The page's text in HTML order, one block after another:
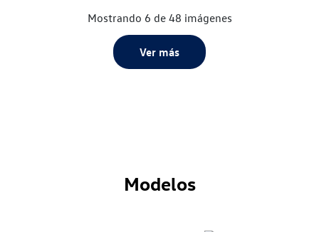
Mostrando 6 de 48 imágenes
Ver más
Modelos